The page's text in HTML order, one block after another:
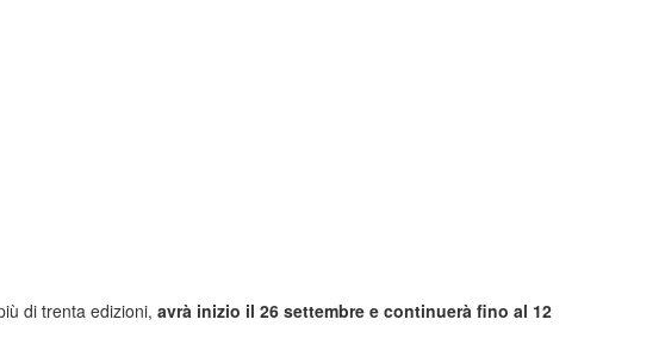
di trenta edizioni, avrà inizio il 26 settembre e continuerà fino al 12